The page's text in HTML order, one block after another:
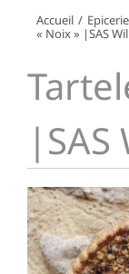
Accueil /
« Noix » |SAS
|SAS